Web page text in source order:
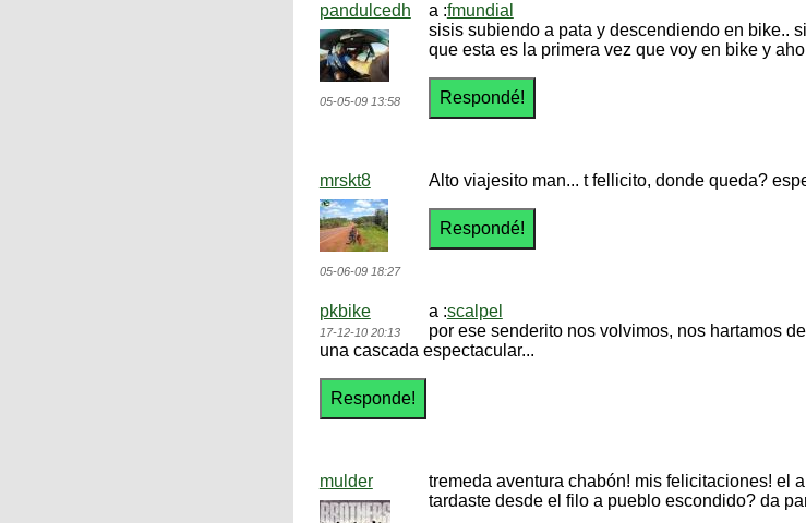
pandulcedh
05-05-09 13:58
a :fmundial
sisis subiendo a pata y descendiendo en bike..
que esta es la primera vez que voy en bike y
mrskt8
05-06-09 18:27
Alto viajesito man... t fellicito, donde queda?
pkbike
17-12-10 20:13
a :scalpel
por ese senderito nos volvimos, nos hartamos
una cascada espectacular...
mulder
tremeda aventura chabón! mis felicitaciones! el
tardaste desde el filo a pueblo escondido? da